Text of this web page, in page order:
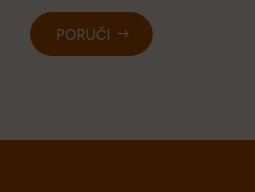
PORUČI